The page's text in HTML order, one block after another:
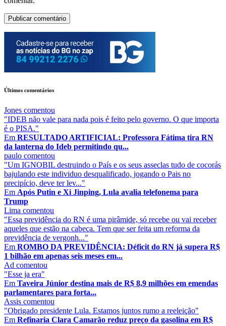
Últimos comentários
Jones comentou
"IDEB não vale para nada pois é feito pelo governo. O que importa
é o PISA."
Em RESULTADO ARTIFICIAL: Professora Fátima tira RN
da lanterna do Ideb permitindo qu...
paulo comentou
"Um IGNOBIL destruindo o País e os seus asseclas tudo de cocorás
bajulando este individuo desqualificado, jogando o Pais no
precipício, deve ter lev..."
Em Após Putin e Xi Jinping, Lula avalia telefonema para
Trump
Lima comentou
"Essa previdência do RN é uma pirâmide, só recebe ou vai receber
aqueles que estão na cabeça. Tem que ser feita um reforma da
previdência de vergonh..."
Em ROMBO DA PREVIDÊNCIA: Déficit do RN já supera R$
1 bilhão em apenas seis meses em...
Ad comentou
"Esse ja era"
Em Taveira Júnior destina mais de R$ 8,9 milhões em emendas
parlamentares para forta...
Assis comentou
"Obrigado presidente Lula. Estamos juntos rumo a reeleição"
Em Refinaria Clara Camarão reduz preço da gasolina em R$